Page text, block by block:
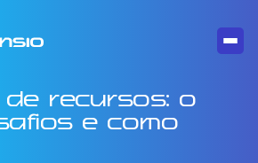
recursos: o
e como